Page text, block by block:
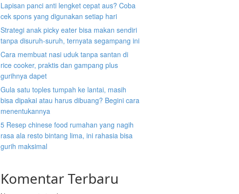
Lapisan panci anti lengket cepat aus? Coba
cek spons yang digunakan setiap hari
Strategi anak picky eater bisa makan sendiri
tanpa disuruh-suruh, ternyata segampang ini
Cara membuat nasi uduk tanpa santan di
rice cooker, praktis dan gampang plus
gurihnya dapet
Gula satu toples tumpah ke lantai, masih
bisa dipakai atau harus dibuang? Begini cara
menentukannya
5 Resep chinese food rumahan yang nagih
rasa ala resto bintang lima, ini rahasia bisa
gurih maksimal
Komentar Terbaru